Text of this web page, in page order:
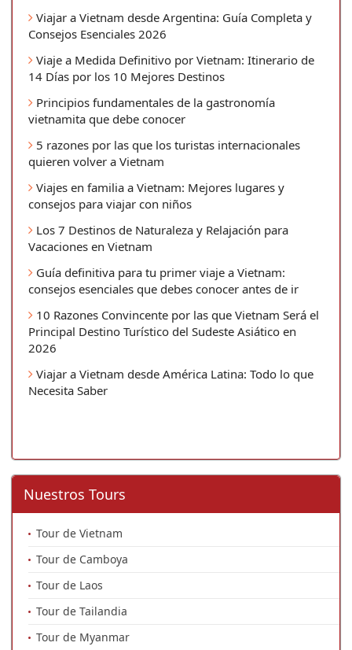
Viajar a Vietnam desde Argentina: Guía Completa y
Consejos Esenciales 2026
Viaje a Medida Definitivo por Vietnam: Itinerario de
14 Días por los 10 Mejores Destinos
Principios fundamentales de la gastronomía
vietnamita que debe conocer
5 razones por las que los turistas internacionales
quieren volver a Vietnam
Viajes en familia a Vietnam: Mejores lugares y
consejos para viajar con niños
Los 7 Destinos de Naturaleza y Relajación para
Vacaciones en Vietnam
Guía definitiva para tu primer viaje a Vietnam:
consejos esenciales que debes conocer antes de ir
10 Razones Convincente por las que Vietnam Será el
Principal Destino Turístico del Sudeste Asiático en
2026
Viajar a Vietnam desde América Latina: Todo lo que
Necesita Saber
Nuestros Tours
Tour de Vietnam
Tour de Camboya
Tour de Laos
Tour de Tailandia
Tour de Myanmar